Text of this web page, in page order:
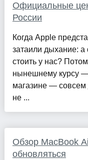
Официальные
России
Когда Apple
затаили дыхание: а
стоить у нас?
нынешнему курсу
магазине — совсем
не ...
Обзор MacBook
обновляться